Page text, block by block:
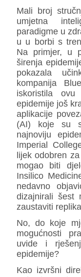
Mali broj
umjetna
paradigme u
u u borbi s
Na primjer, u
širenja
pokazala
kompanija
iskoristila
epidemije još
aplikacije
(AI) koje su
najnoviju
Imperial
lijek odobren
mogao biti
Insilico
nedavno
dizajnirali šest
zaustaviti
No, do koje
mogućnosti
uvide i
epidemije?
Kao izvršni